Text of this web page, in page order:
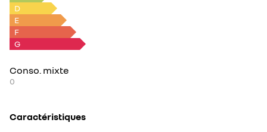
D
E
F
G
Conso. mixte
0
Caractéristiques